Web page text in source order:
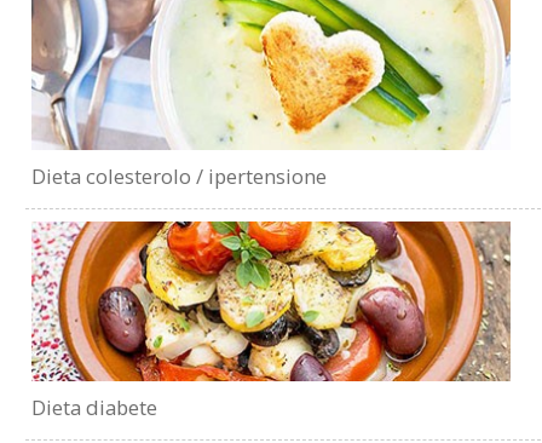
Dieta colesterolo / ipertensione
Dieta diabete